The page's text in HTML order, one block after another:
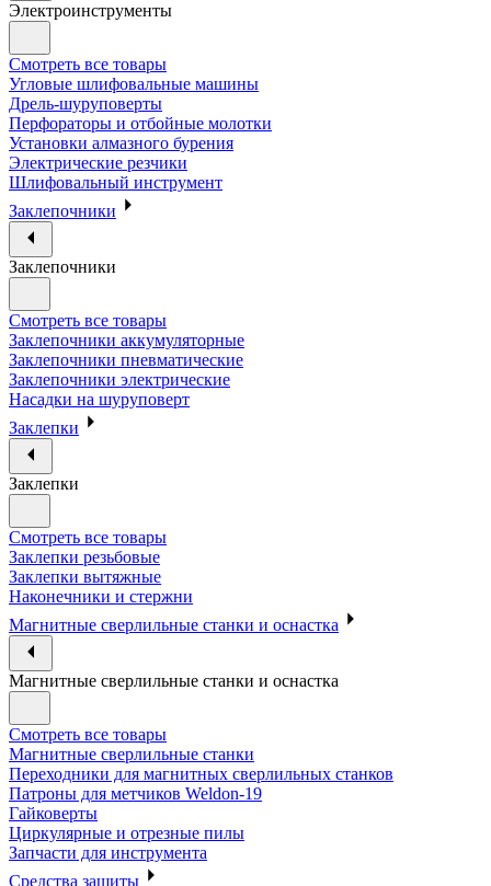
Электроинструменты
Смотреть все товары
Угловые шлифовальные машины
Дрель-шуруповерты
Перфораторы и отбойные молотки
Установки алмазного бурения
Электрические резчики
Шлифовальный инструмент
Заклепочники
Заклепочники
Смотреть все товары
Заклепочники аккумуляторные
Заклепочники пневматические
Заклепочники электрические
Насадки на шуруповерт
Заклепки
Заклепки
Смотреть все товары
Заклепки резьбовые
Заклепки вытяжные
Наконечники и стержни
Магнитные сверлильные станки и оснастка
Магнитные сверлильные станки и оснастка
Смотреть все товары
Магнитные сверлильные станки
Переходники для магнитных сверлильных станков
Патроны для метчиков Weldon-19
Гайковерты
Циркулярные и отрезные пилы
Запчасти для инструмента
Средства защиты